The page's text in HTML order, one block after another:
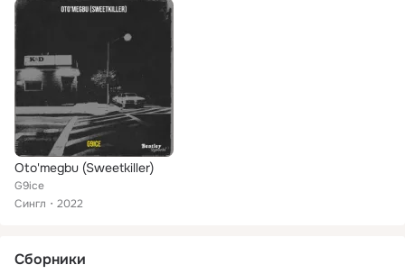
Oto'megbu (Sweetkiller)
G9ice
Сингл
2022
Сборники